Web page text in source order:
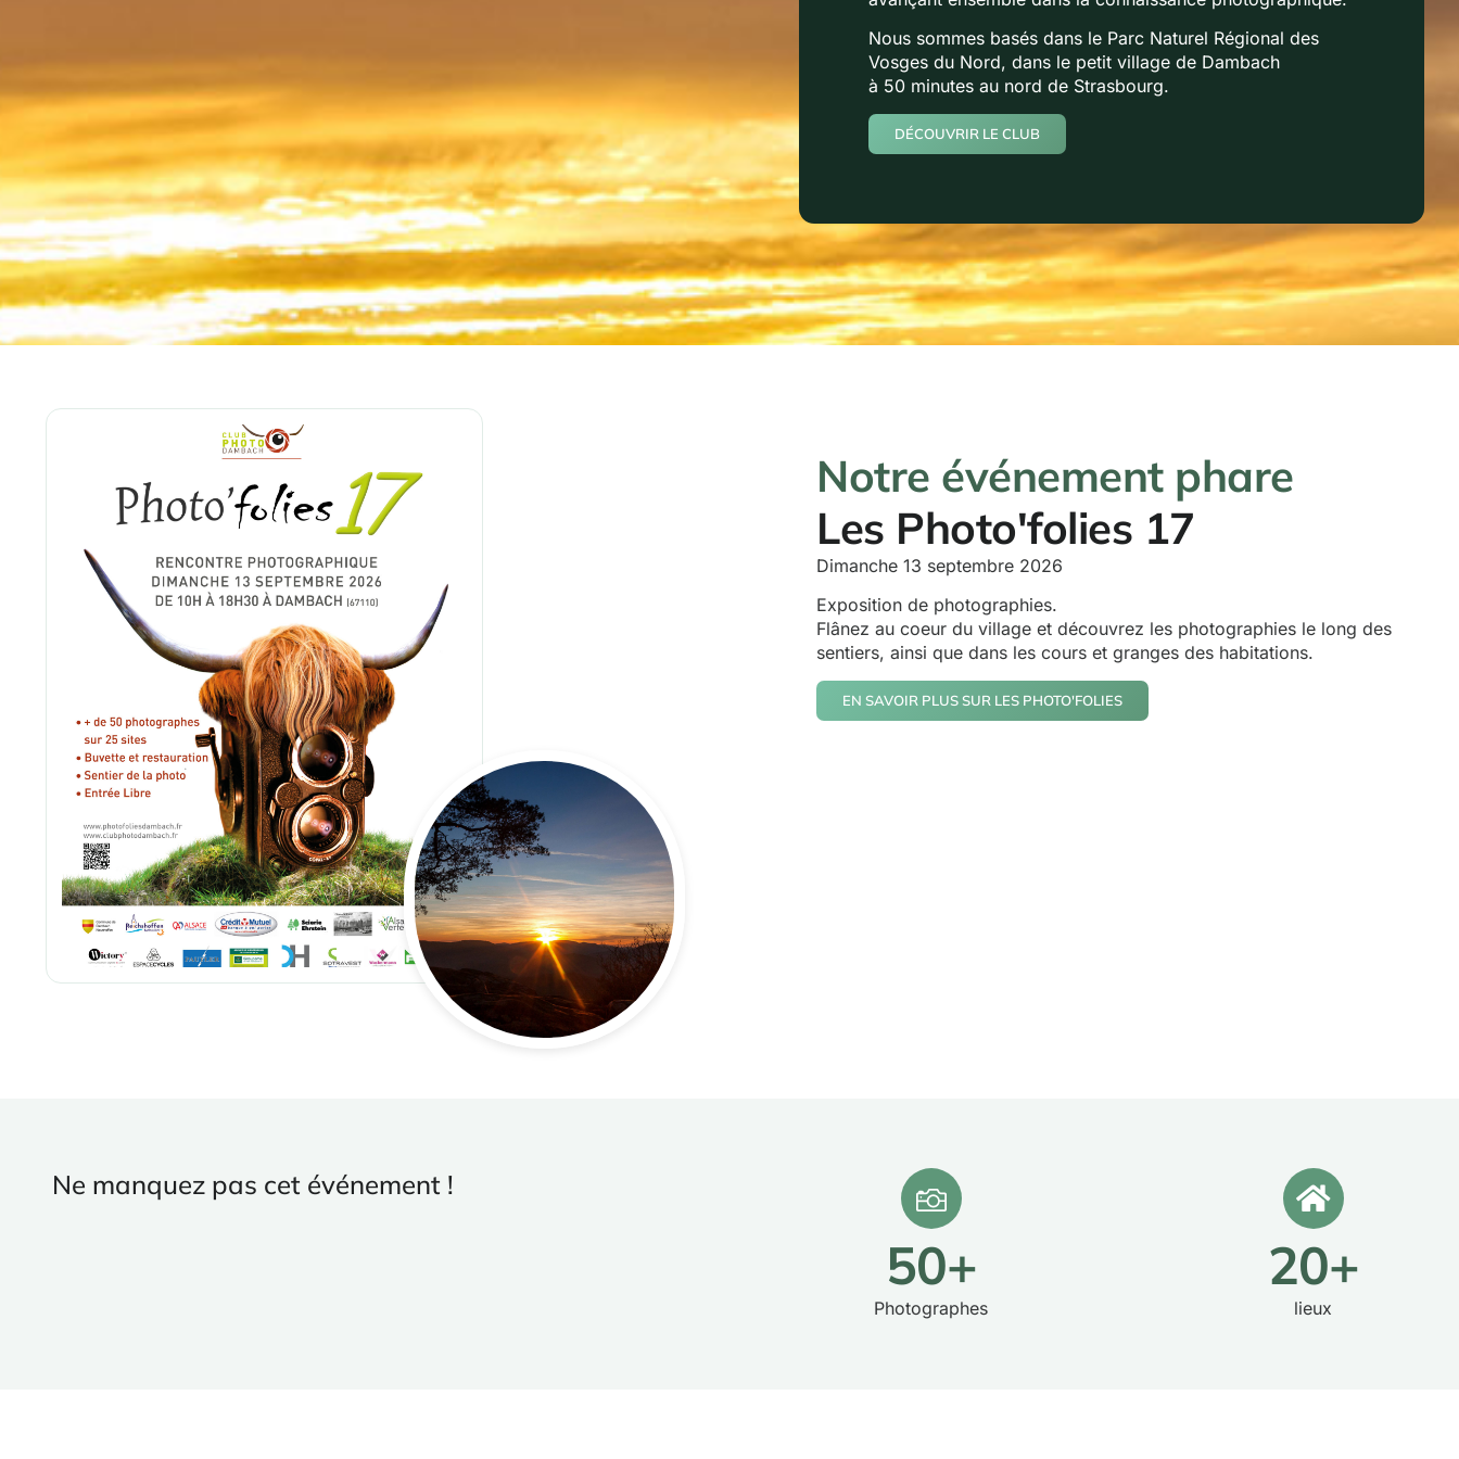
Nous sommes basés dans le Parc Naturel Régional des
Vosges du Nord, dans le petit village de Dambach
à 50 minutes au nord de Strasbourg.
DÉCOUVRIR LE CLUB
Notre événement phare
Les Photo'folies 17
Dimanche 13 septembre 2026
Exposition de photographies.
Flânez au coeur du village et découvrez les photographies le long des
sentiers, ainsi que dans les cours et granges des habitations.
EN SAVOIR PLUS SUR LES PHOTO'FOLIES
Ne manquez pas cet événement !
Photographes
50+
lieux
20+